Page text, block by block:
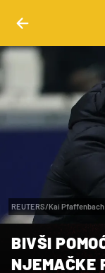
REUTERS/Kai Pfaffenbach
BIVŠI
NJEMAČKE